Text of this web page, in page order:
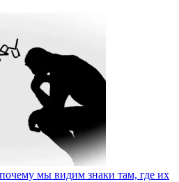
мы видим знаки там, где их